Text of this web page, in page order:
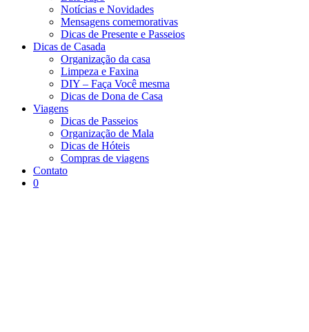
Notícias e Novidades
Mensagens comemorativas
Dicas de Presente e Passeios
Dicas de Casada
Organização da casa
Limpeza e Faxina
DIY – Faça Você mesma
Dicas de Dona de Casa
Viagens
Dicas de Passeios
Organização de Mala
Dicas de Hóteis
Compras de viagens
Contato
0